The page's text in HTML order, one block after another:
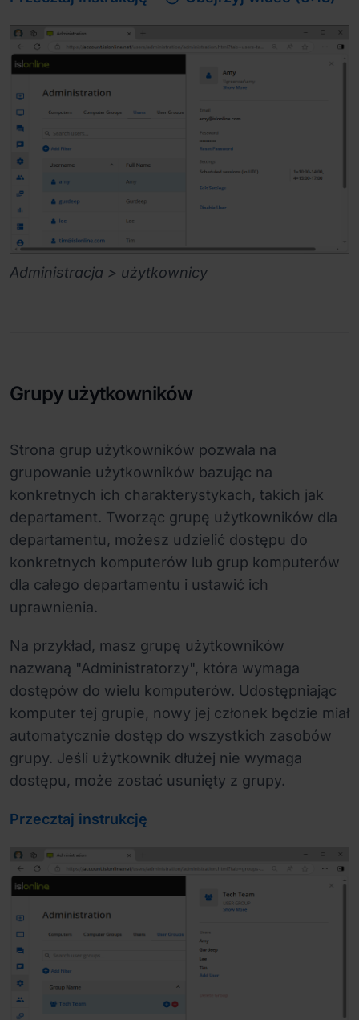
Administracja > użytkownicy
Grupy użytkowników
Strona grup użytkowników pozwala na
grupowanie użytkowników bazując na
konkretnych ich charakterystykach, takich jak
departament. Tworząc grupę użytkowników dla
departamentu, możesz udzielić dostępu do
konkretnych komputerów lub grup komputerów
dla całego departamentu i ustawić ich
uprawnienia.
Na przykład, masz grupę użytkowników
nazwaną "Administratorzy", która wymaga
dostępów do wielu komputerów. Udostępniając
komputer tej grupie, nowy jej członek będzie miał
automatycznie dostęp do wszystkich zasobów
grupy. Jeśli użytkownik dłużej nie wymaga
dostępu, może zostać usunięty z grupy.
Przecztaj instrukcję